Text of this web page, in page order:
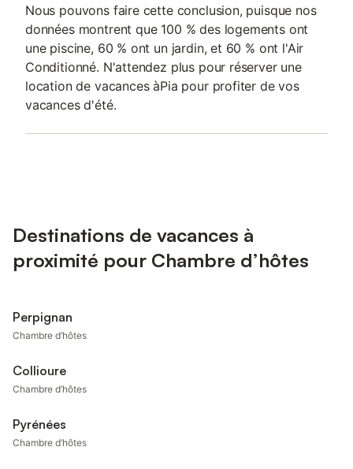
Nous pouvons faire cette conclusion, puisque nos
données montrent que 100 % des logements ont
une piscine, 60 % ont un jardin, et 60 % ont l'Air
Conditionné. N'attendez plus pour réserver une
location de vacances àPia pour profiter de vos
vacances d'été.
Destinations de vacances à
proximité pour Chambre d’hôtes
Perpignan
Chambre d’hôtes
Collioure
Chambre d’hôtes
Pyrénées
Chambre d’hôtes